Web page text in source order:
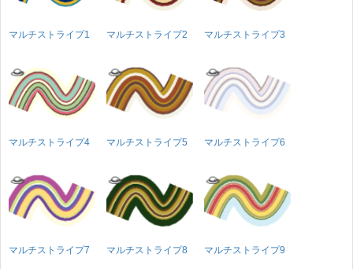
マルチストライプ1 マルチストライプ2 マルチストライプ3
マルチストライプ4 マルチストライプ5 マルチストライプ6
マルチストライプ7 マルチストライプ8 マルチストライプ9